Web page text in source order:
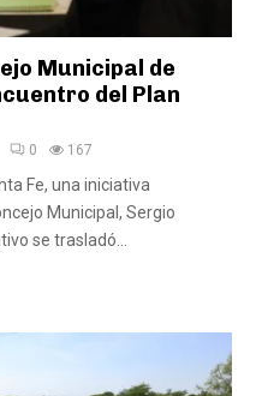
Municipal de
del Plan
0 167
Fe, una iniciativa
Municipal, Sergio
se trasladó...